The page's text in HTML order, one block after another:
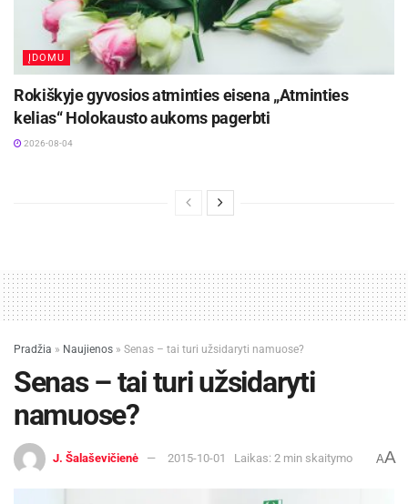
ĮDOMU
Rokiškyje gyvosios atminties eisena „Atminties
kelias“ Holokausto aukoms pagerbti
2026-08-04
Pradžia » Naujienos » Senas – tai turi užsidaryti namuose?
Senas – tai turi užsidaryti
namuose?
J. Šalaševičienė 2015-10-01 Laikas: 2 min skaitymo AA